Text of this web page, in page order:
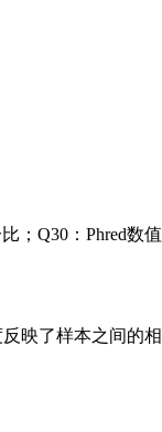
；Q30：Phred数值
映了样本之间的相